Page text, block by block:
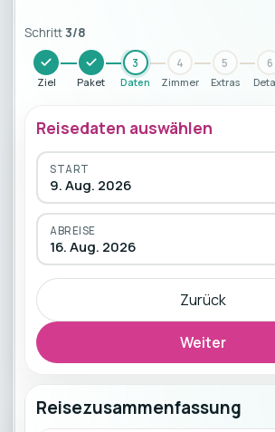
Schritt3/8
Ziel Paket
3
Daten
4
Zimmer
5
Extras
6
Reisedaten auswählen
START
9. Aug. 2026
ABREISE
16. Aug. 2026
Zurück
Weiter
Reisezusammenfassung